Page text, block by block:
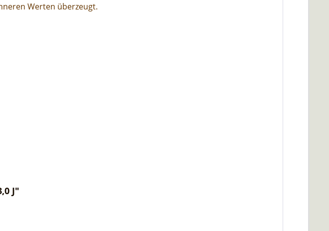
Werten überzeugt.
J"